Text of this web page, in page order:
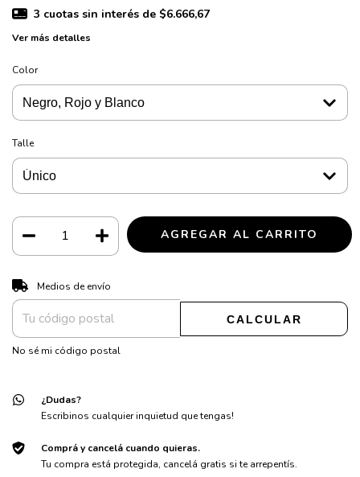
3 cuotas sin interés de $6.666,67
Ver más detalles
Color
Talle
Entregas para el CP:
Medios de envío
CALCULAR
No sé mi código postal
¿Dudas?
Escribinos cualquier inquietud que tengas!
Comprá y cancelá cuando quieras.
Tu compra está protegida, cancelá gratis si te arrepentís.